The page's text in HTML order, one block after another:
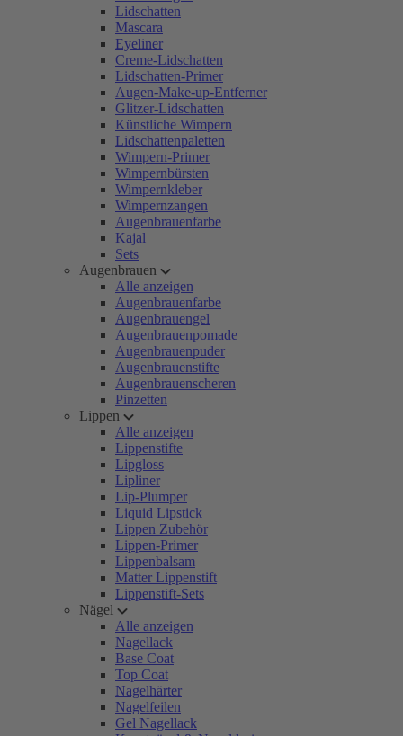
Lidschatten
Mascara
Eyeliner
Creme-Lidschatten
Lidschatten-Primer
Augen-Make-up-Entferner
Glitzer-Lidschatten
Künstliche Wimpern
Lidschattenpaletten
Wimpern-Primer
Wimpernbürsten
Wimpernkleber
Wimpernzangen
Augenbrauenfarbe
Kajal
Sets
Augenbrauen
Alle anzeigen
Augenbrauenfarbe
Augenbrauengel
Augenbrauenpomade
Augenbrauenpuder
Augenbrauenstifte
Augenbrauenscheren
Pinzetten
Lippen
Alle anzeigen
Lippenstifte
Lipgloss
Lipliner
Lip-Plumper
Liquid Lipstick
Lippen Zubehör
Lippen-Primer
Lippenbalsam
Matter Lippenstift
Lippenstift-Sets
Nägel
Alle anzeigen
Nagellack
Base Coat
Top Coat
Nagelhärter
Nagelfeilen
Gel Nagellack